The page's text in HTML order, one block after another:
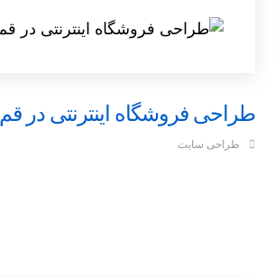
طراحی فروشگاه اینترنتی در قم
طراحی سایت